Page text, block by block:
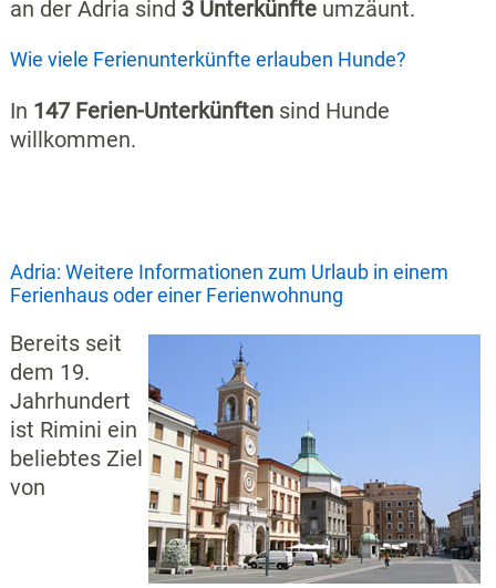
an der Adria sind 3 Unterkünfte umzäunt.
Wie viele Ferienunterkünfte erlauben Hunde?
In 147 Ferien-Unterkünftensind Hunde
willkommen.
Adria: Weitere Informationen zum Urlaub in einem
Ferienhaus oder einer Ferienwohnung
Bereits seit
dem 19.
Jahrhundert
ist Rimini ein
beliebtes Ziel
von